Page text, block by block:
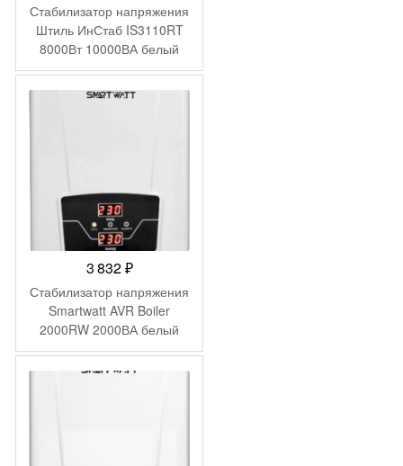
Стабилизатор напряжения
Штиль ИнСтаб IS3110RT
8000Вт 10000ВА белый
3 832₽
Стабилизатор напряжения
Smartwatt AVR Boiler
2000RW 2000ВА белый